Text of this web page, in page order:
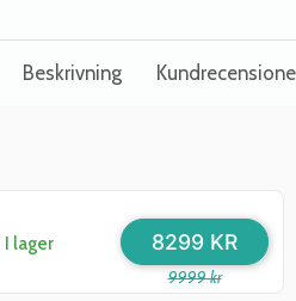
Beskrivning
I lager
9999 kr
8299 KR